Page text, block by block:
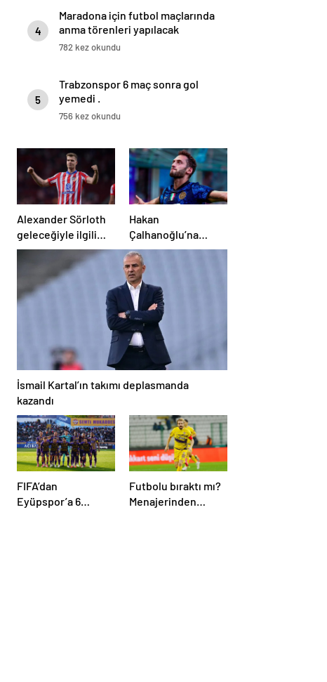
4
Maradona için futbol maçlarında
anma törenleri yapılacak
782 kez okundu
5
Trabzonspor 6 maç sonra gol
yemedi .
756 kez okundu
Alexander Sörloth
geleceğiyle ilgili
konuştu
Hakan
Çalhanoğlu’na
mafya
soruşturması:
Mahkeme cezasını
açıkladı
İsmail Kartal’ın takımı deplasmanda
kazandı
FIFA’dan
Eyüpspor’a 6
Futbolu bıraktı mı?
Menajerinden